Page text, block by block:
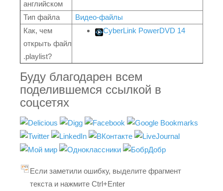
английском
Тип файла
Видео-файлы
Как, чем
открыть файл
.playlist?
CyberLink PowerDVD 14
Буду благодарен всем
поделившемся ссылкой в
соцсетях
Если заметили ошибку, выделите фрагмент
текста и нажмите Ctrl+Enter